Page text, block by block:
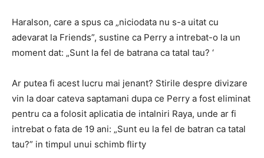
Haralson, care a spus ca „niciodata nu s-a uitat cu
adevarat la Friends”, sustine ca Perry a intrebat-o la un
moment dat: „Sunt la fel de batrana ca tatal tau? ‘
Ar putea fi acest lucru mai jenant? Stirile despre divizare
vin la doar cateva saptamani dupa ce Perry a fost eliminat
pentru ca a folosit aplicatia de intalniri Raya, unde ar fi
intrebat o fata de 19 ani: „Sunt eu la fel de batran ca tatal
tau?” in timpul unui schimb flirty